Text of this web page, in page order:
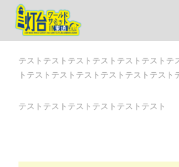
テスト投稿２
テストテストテストテストテストテストテ
トテストテストテストテストテストテスト
テストテストテストテストテストテスト